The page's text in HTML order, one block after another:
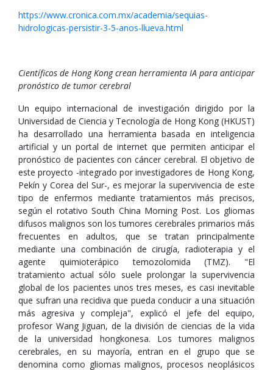
https://www.cronica.com.mx/academia/sequias-
hidrologicas-persistir-3-5-anos-llueva.html
Científicos de Hong Kong crean herramienta IA para anticipar
pronóstico de tumor cerebral
Un equipo internacional de investigación dirigido por la
Universidad de Ciencia y Tecnología de Hong Kong (HKUST)
ha desarrollado una herramienta basada en inteligencia
artificial y un portal de internet que permiten anticipar el
pronóstico de pacientes con cáncer cerebral. El objetivo de
este proyecto -integrado por investigadores de Hong Kong,
Pekín y Corea del Sur-, es mejorar la supervivencia de este
tipo de enfermos mediante tratamientos más precisos,
según el rotativo South China Morning Post. Los gliomas
difusos malignos son los tumores cerebrales primarios más
frecuentes en adultos, que se tratan principalmente
mediante una combinación de cirugía, radioterapia y el
agente quimioterápico temozolomida (TMZ). "El
tratamiento actual sólo suele prolongar la supervivencia
global de los pacientes unos tres meses, es casi inevitable
que sufran una recidiva que pueda conducir a una situación
más agresiva y compleja", explicó el jefe del equipo,
profesor Wang Jiguan, de la división de ciencias de la vida
de la universidad hongkonesa. Los tumores malignos
cerebrales, en su mayoría, entran en el grupo que se
denomina como gliomas malignos, procesos neoplásicos